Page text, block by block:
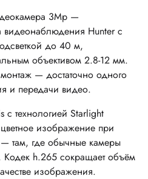
3Mp —
видеонаблюдения Hunter с
до 40 м,
объективом 2.8-12 мм.
— достаточно одного
и передачи видео.
технологией Starlight
цветное изображение при
там, где обычные камеры
Кодек h.265 сокращает объём
изображения.